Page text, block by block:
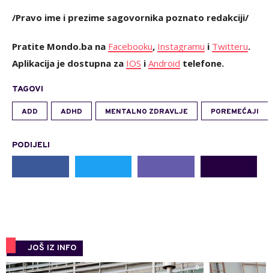
/Pravo ime i prezime sagovornika poznato redakciji/
Pratite Mondo.ba na Facebooku, Instagramu i Twitteru.
Aplikacija je dostupna za IOS i Android telefone.
TAGOVI
ADD ADHD MENTALNO ZDRAVLJE POREMEĆAJI
PODIJELI
JOŠ IZ INFO
0